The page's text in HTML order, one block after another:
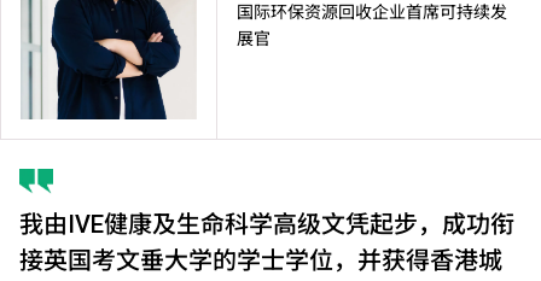
国际环保资源回收企业首席可持续发
展官
我由IVE健康及生命科学高级文凭起步，成功衔
接英国考文垂大学的学士学位，并获得香港城